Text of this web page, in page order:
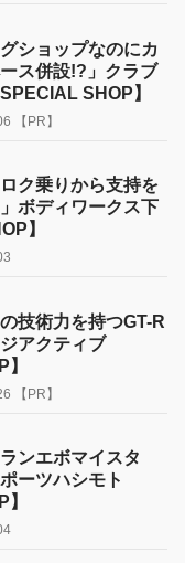
ショップなのにカ
ス併設!?」クラブ
SHOP】
【PR】
ク乗りから支持を
ボディワークス下
】
技術力を持つGT-R
アクティブ
【PR】
ンエボマイスタ
ーツハシモト